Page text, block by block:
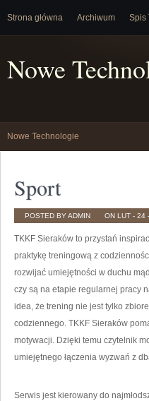
Strona główna Archiwum Spis
Nowe
Nowe Technologie
Sport
POSTED BY ADMIN ON LUT - 24
TKKF Sieraków to przystań
praktykę treningową z
rozwijać umiejętności w duchu
czy są na etapie regularnej pracy
idea, że trening nie jest tylko
codziennego. TKKF Sieraków
motywacji. Dzięki temu czytelnik
umiejętnego łączenia wyzwań z
Serwis jest kierowany do